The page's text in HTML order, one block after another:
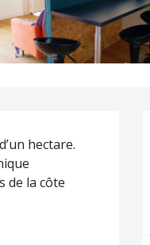
hectare.
de la côte